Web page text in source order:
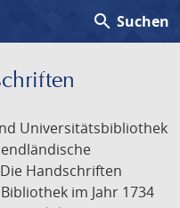
search Suchen
Universitätsbibliothek
Handschriften
im Jahr 1734